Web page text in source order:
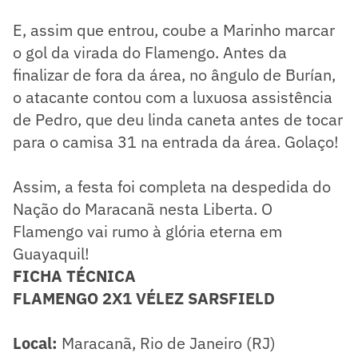
E, assim que entrou, coube a Marinho marcar
o gol da virada do Flamengo. Antes da
finalizar de fora da área, no ângulo de Burían,
o atacante contou com a luxuosa assistência
de Pedro, que deu linda caneta antes de tocar
para o camisa 31 na entrada da área. Golaço!
Assim, a festa foi completa na despedida do
Nação do Maracanã nesta Liberta. O
Flamengo vai rumo à glória eterna em
Guayaquil!
FICHA TÉCNICA
FLAMENGO 2X1 VÉLEZ SARSFIELD
Local: Maracanã, Rio de Janeiro (RJ)